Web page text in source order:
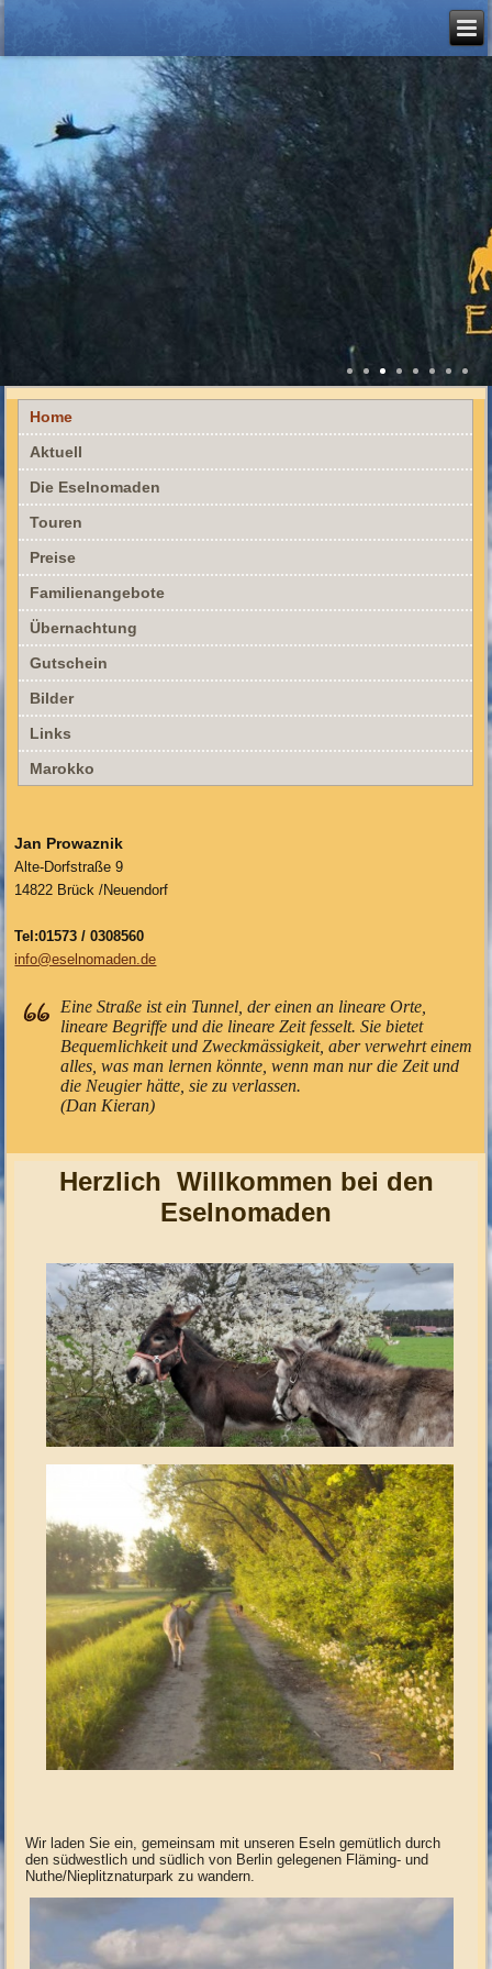
Home
Aktuell
Die Eselnomaden
Touren
Preise
Familienangebote
Übernachtung
Gutschein
Bilder
Links
Marokko
Jan Prowaznik
Alte-Dorfstraße 9
14822 Brück /Neuendorf
Tel:01573 / 0308560
info@eselnomaden.de
Eine Straße ist ein Tunnel, der einen an lineare Orte,
lineare Begriffe und die lineare Zeit fesselt. Sie bietet
Bequemlichkeit und Zweckmässigkeit, aber verwehrt einem
alles, was man lernen könnte, wenn man nur die Zeit und
die Neugier hätte, sie zu verlassen.
(Dan Kieran)
Herzlich Willkommen bei den
Eselnomaden
Wir laden Sie ein, gemeinsam mit unseren Eseln gemütlich durch
den südwestlich und südlich von Berlin gelegenen Fläming- und
Nuthe/Nieplitznaturpark zu wandern.